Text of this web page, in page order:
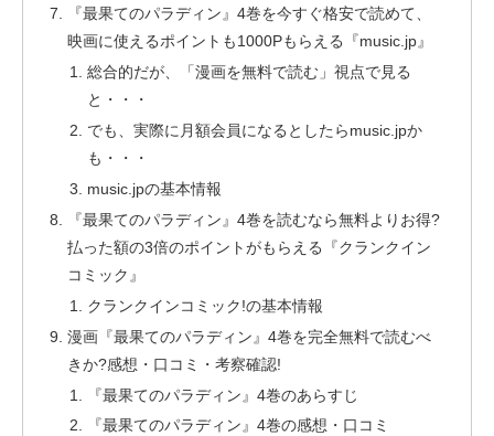
『最果てのパラディン』4巻を今すぐ格安で読めて、
映画に使えるポイントも1000Pもらえる『music.jp』
総合的だが、「漫画を無料で読む」視点で見る
と・・・
でも、実際に月額会員になるとしたらmusic.jpか
も・・・
music.jpの基本情報
『最果てのパラディン』4巻を読むなら無料よりお得?
払った額の3倍のポイントがもらえる『クランクイン
コミック』
クランクインコミック!の基本情報
漫画『最果てのパラディン』4巻を完全無料で読むべ
きか?感想・口コミ・考察確認!
『最果てのパラディン』4巻のあらすじ
『最果てのパラディン』4巻の感想・口コミ